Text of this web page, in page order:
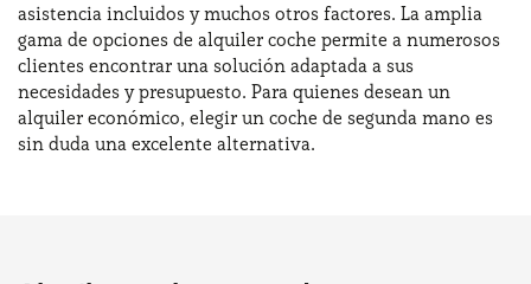
asistencia incluidos y muchos otros factores. La amplia
gama de opciones de alquiler coche permite a numerosos
clientes encontrar una solución adaptada a sus
necesidades y presupuesto. Para quienes desean un
alquiler económico, elegir un coche de segunda mano es
sin duda una excelente alternativa.